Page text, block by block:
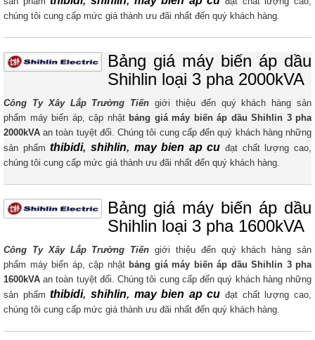
chúng tôi cung cấp mức giá thành ưu đãi nhất đến quý khách hàng.
Bảng giá máy biến áp dầu
Shihlin loại 3 pha 2000kVA
Công Ty Xây Lắp Trường Tiến giới thiệu đến quý khách hàng sản
phẩm máy biến áp, cập nhật bảng giá máy biến áp dầu Shihlin 3 pha
2000kVA ​ an toàn tuyệt đối. Chúng tôi cung cấp đến quý khách hàng những
sản phẩmthibidi, shihlin, may bien ap cuđạt chất lượng cao,
chúng tôi cung cấp mức giá thành ưu đãi nhất đến quý khách hàng.
Bảng giá máy biến áp dầu
Shihlin loại 3 pha 1600kVA
Công Ty Xây Lắp Trường Tiến giới thiệu đến quý khách hàng sản
phẩm máy biến áp, cập nhật bảng giá máy biến áp dầu Shihlin 3 pha
1600kVA ​ an toàn tuyệt đối. Chúng tôi cung cấp đến quý khách hàng những
sản phẩmthibidi, shihlin, may bien ap cuđạt chất lượng cao,
chúng tôi cung cấp mức giá thành ưu đãi nhất đến quý khách hàng.